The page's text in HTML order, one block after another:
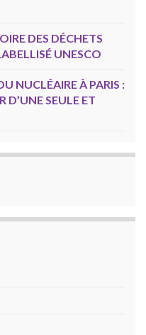
DES DÉCHETS
UNESCO
NUCLÉAIRE À PARIS :
D’UNE SEULE ET